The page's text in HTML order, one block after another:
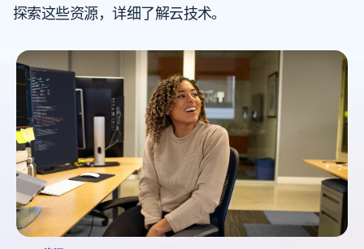
探索这些资源，详细了解云技术。